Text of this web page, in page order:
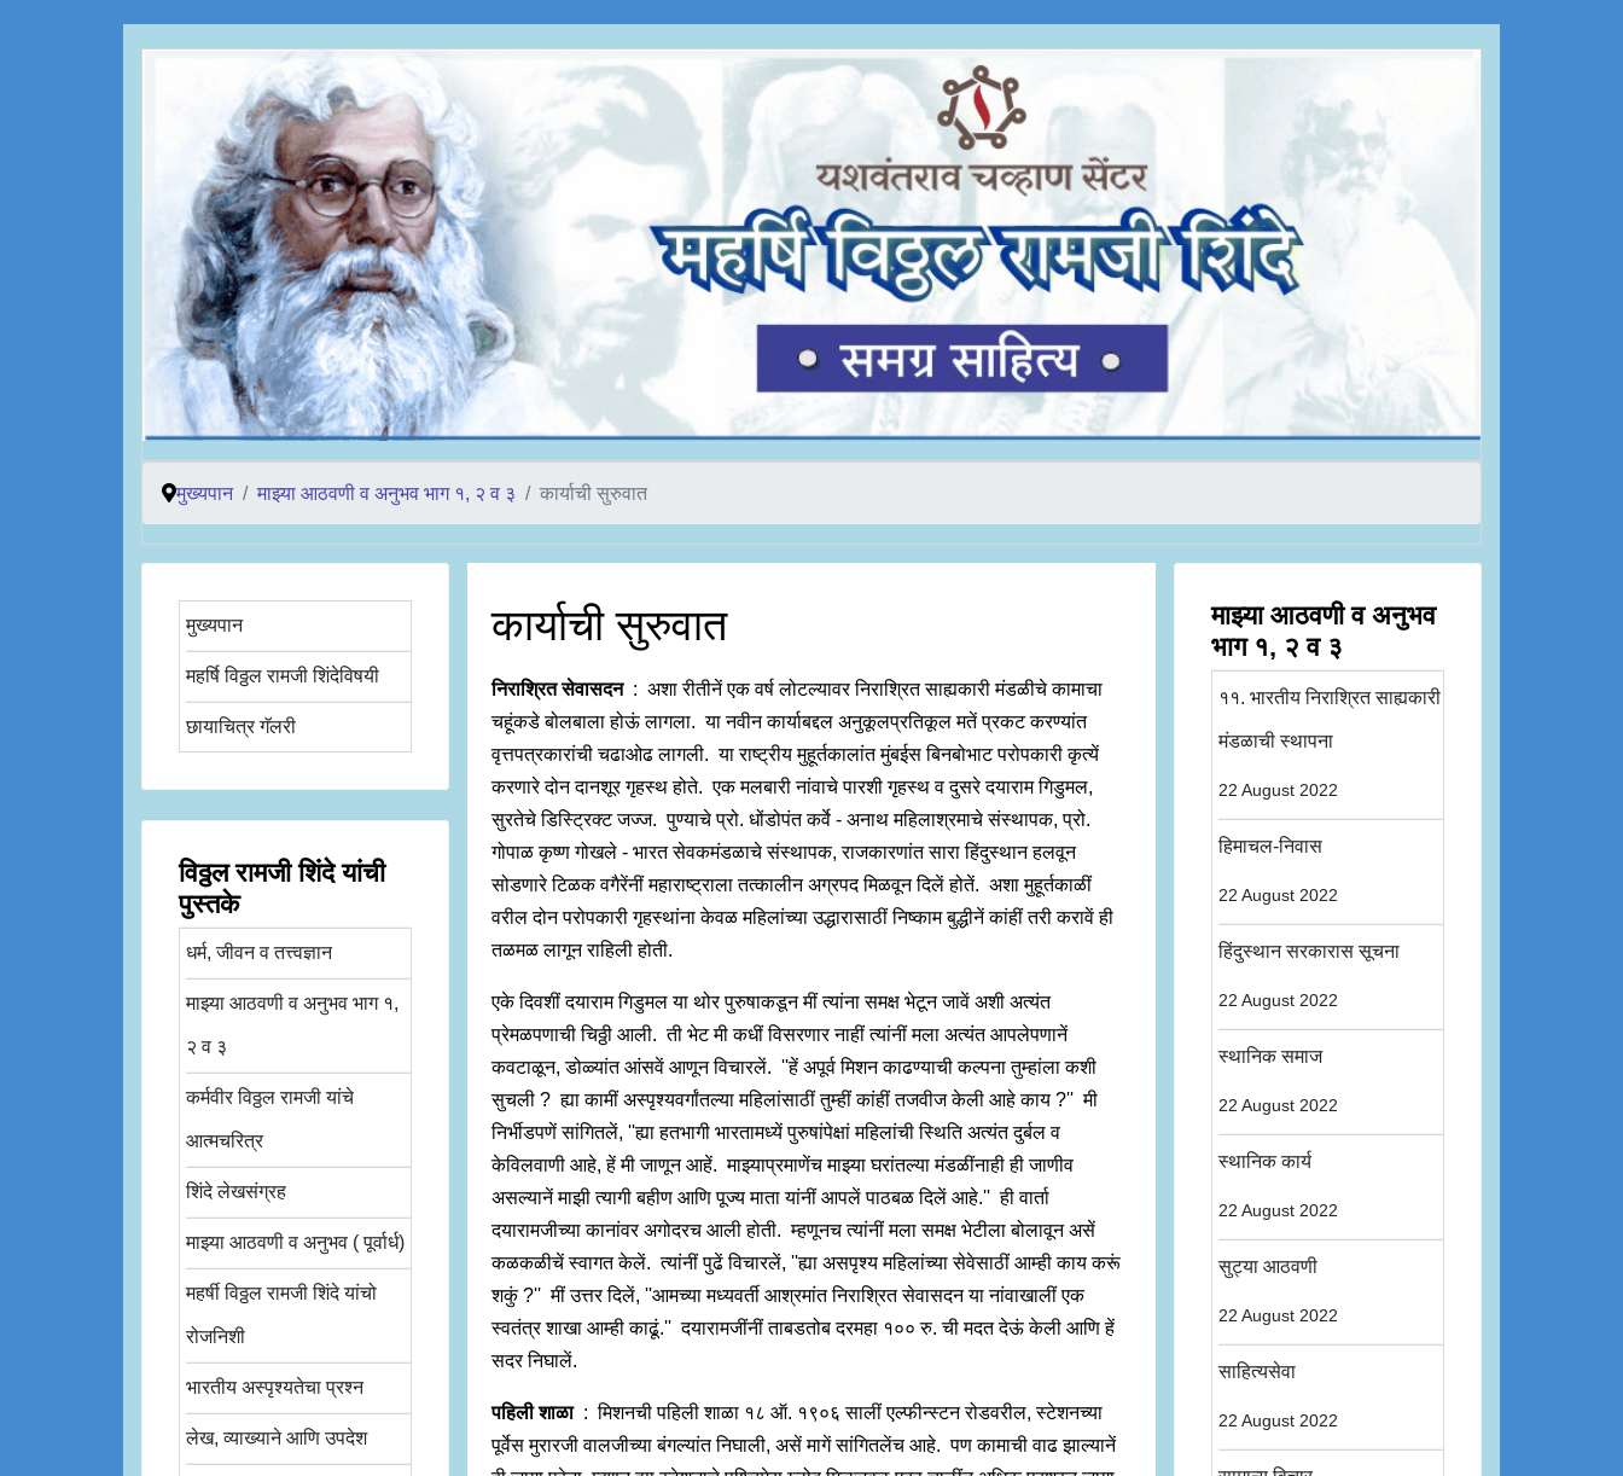
मुख्यपान माझ्या आठवणी व अनुभव भाग १, २ व ३ कार्याची सुरुवात
मुख्यपान
महर्षि विठ्ठल रामजी शिंदेविषयी
छायाचित्र गॅलरी
विठ्ठल रामजी शिंदे यांची
पुस्तके
धर्म, जीवन व तत्त्वज्ञान
माझ्या आठवणी व अनुभव भाग १,
२ व ३
कर्मवीर विठ्ठल रामजी यांचे
आत्मचरित्र
शिंदे लेखसंग्रह
माझ्या आठवणी व अनुभव ( पूर्वार्ध)
महर्षी विठ्ठल रामजी शिंदे यांचो
रोजनिशी
भारतीय अस्पृश्यतेचा प्रश्न
लेख, व्याख्याने आणि उपदेश
कार्याची सुरुवात
निराश्रित सेवासदन: अशा रीतीनें एक वर्ष लोटल्यावर निराश्रित साह्यकारी मंडळीचे कामाचा
चहूंकडे बोलबाला होऊं लागला. या नवीन कार्याबद्दल अनुकूलप्रतिकूल मतें प्रकट करण्यांत
वृत्तपत्रकारांची चढाओढ लागली. या राष्ट्रीय मुहूर्तकालांत मुंबईस बिनबोभाट परोपकारी कृत्यें
करणारे दोन दानशूर गृहस्थ होते. एक मलबारी नांवाचे पारशी गृहस्थ व दुसरे दयाराम गिडुमल,
सुरतेचे डिस्ट्रिक्ट जज्ज. पुण्याचे प्रो. धोंडोपंत कर्वे - अनाथ महिलाश्रमाचे संस्थापक, प्रो.
गोपाळ कृष्ण गोखले - भारत सेवकमंडळाचे संस्थापक, राजकारणांत सारा हिंदुस्थान हलवून
सोडणारे टिळक वगैरेंनीं महाराष्ट्राला तत्कालीन अग्रपद मिळवून दिलें होतें. अशा मुहूर्तकाळीं
वरील दोन परोपकारी गृहस्थांना केवळ महिलांच्या उद्धारासाठीं निष्काम बुद्धीनें कांहीं तरी करावें ही
तळमळ लागून राहिली होती.
एके दिवशीं दयाराम गिडुमल या थोर पुरुषाकडून मीं त्यांना समक्ष भेटून जावें अशी अत्यंत
प्रेमळपणाची चिठ्ठी आली. ती भेट मी कधीं विसरणार नाहीं त्यांनीं मला अत्यंत आपलेपणानें
कवटाळून, डोळ्यांत आंसवें आणून विचारलें. ''हें अपूर्व मिशन काढण्याची कल्पना तुम्हांला कशी
सुचली ? ह्या कामीं अस्पृश्यवर्गांतल्या महिलांसाठीं तुम्हीं कांहीं तजवीज केली आहे काय ?'' मी
निर्भीडपणें सांगितलें, ''ह्या हतभागी भारतामध्यें पुरुषांपेक्षां महिलांची स्थिति अत्यंत दुर्बल व
केविलवाणी आहे, हें मी जाणून आहें. माझ्याप्रमाणेंच माझ्या घरांतल्या मंडळींनाही ही जाणीव
असल्यानें माझी त्यागी बहीण आणि पूज्य माता यांनीं आपलें पाठबळ दिलें आहे.'' ही वार्ता
दयारामजीच्या कानांवर अगोदरच आली होती. म्हणूनच त्यांनीं मला समक्ष भेटीला बोलावून असें
कळकळीचें स्वागत केलें. त्यांनीं पुढें विचारलें, ''ह्या असपृश्य महिलांच्या सेवेसाठीं आम्ही काय करूं
शकुं ?'' मीं उत्तर दिलें, ''आमच्या मध्यवर्ती आश्रमांत निराश्रित सेवासदन या नांवाखालीं एक
स्वतंत्र शाखा आम्ही काढूं.'' दयारामजींनीं ताबडतोब दरमहा १०० रु. ची मदत देऊं केली आणि हें
सदर निघालें.
पहिली शाळा : मिशनची पहिली शाळा १८ ऑ. १९०६ सालीं एल्फीन्स्टन रोडवरील, स्टेशनच्या
पूर्वेस मुरारजी वालजीच्या बंगल्यांत निघाली, असें मागें सांगितलेंच आहे. पण कामाची वाढ झाल्यानें
माझ्या आठवणी व अनुभव
भाग १, २ व ३
११. भारतीय निराश्रित साह्यकारी
मंडळाची स्थापना
22 August 2022
हिमाचल-निवास
22 August 2022
हिंदुस्थान सरकारास सूचना
22 August 2022
स्थानिक समाज
22 August 2022
स्थानिक कार्य
22 August 2022
सुट्या आठवणी
22 August 2022
साहित्यसेवा
22 August 2022